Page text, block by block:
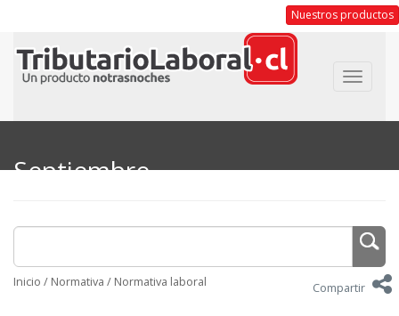
Nuestros productos
Toggle
Septiembre
Inicio / Normativa / Normativa laboral Compartir